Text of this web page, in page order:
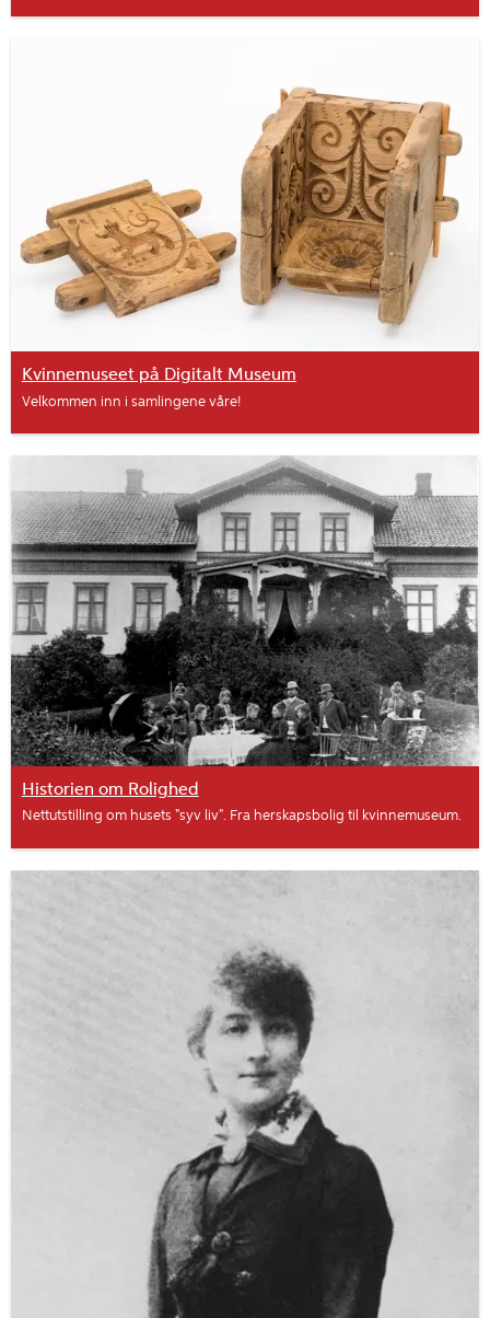
Kvinnemuseet på Digitalt Museum
Velkommen inn i samlingene våre!
Historien om Rolighed
Nettutstilling om husets "syv liv". Fra herskapsbolig til kvinnemuseum.